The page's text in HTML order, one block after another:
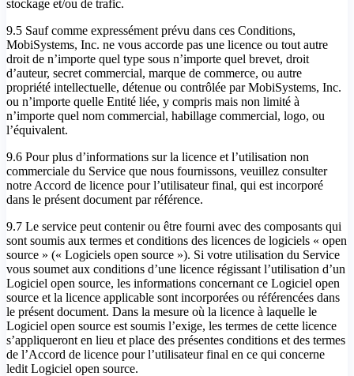
stockage et/ou de trafic.
9.5 Sauf comme expressément prévu dans ces Conditions,
MobiSystems, Inc. ne vous accorde pas une licence ou tout autre
droit de n’importe quel type sous n’importe quel brevet, droit
d’auteur, secret commercial, marque de commerce, ou autre
propriété intellectuelle, détenue ou contrôlée par MobiSystems, Inc.
ou n’importe quelle Entité liée, y compris mais non limité à
n’importe quel nom commercial, habillage commercial, logo, ou
l’équivalent.
9.6 Pour plus d’informations sur la licence et l’utilisation non
commerciale du Service que nous fournissons, veuillez consulter
notre Accord de licence pour l’utilisateur final, qui est incorporé
dans le présent document par référence.
9.7 Le service peut contenir ou être fourni avec des composants qui
sont soumis aux termes et conditions des licences de logiciels « open
source » (« Logiciels open source »). Si votre utilisation du Service
vous soumet aux conditions d’une licence régissant l’utilisation d’un
Logiciel open source, les informations concernant ce Logiciel open
source et la licence applicable sont incorporées ou référencées dans
le présent document. Dans la mesure où la licence à laquelle le
Logiciel open source est soumis l’exige, les termes de cette licence
s’appliqueront en lieu et place des présentes conditions et des termes
de l’Accord de licence pour l’utilisateur final en ce qui concerne
ledit Logiciel open source.